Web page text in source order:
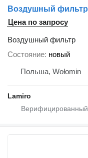
Цена по запросу
Воздушный фильтр
Состояние новый
Польша, Wołomin
Lamiro